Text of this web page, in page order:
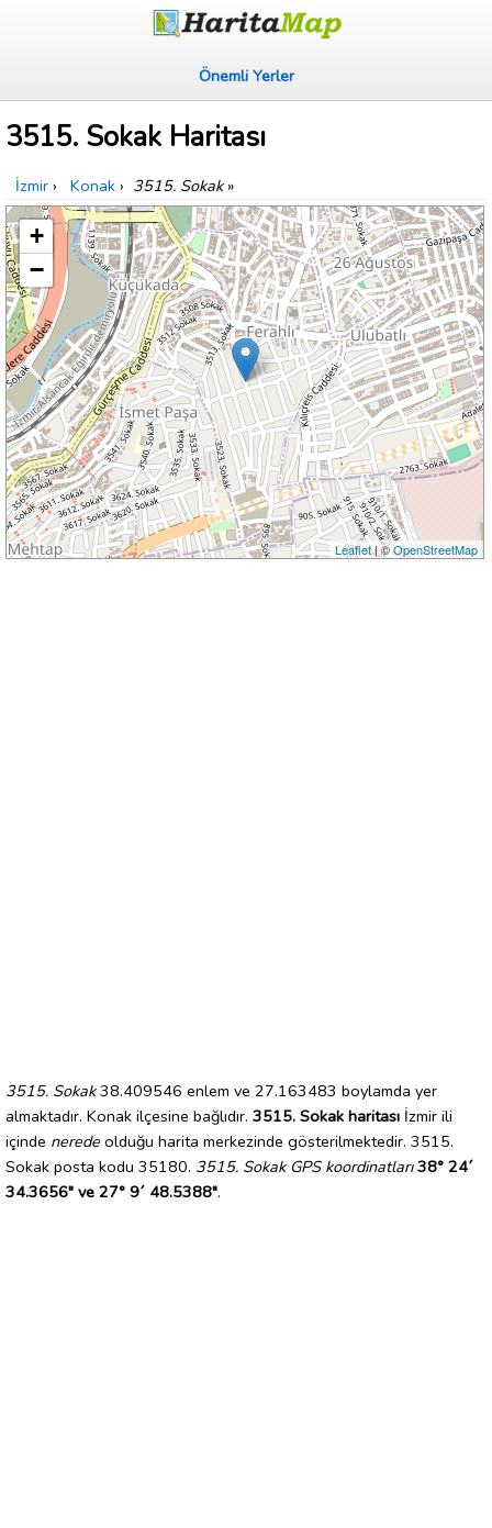
Önemli Yerler
3515. Sokak Haritası
İzmir › Konak › 3515. Sokak»
+
−
Leaflet| ©OpenStreetMap
3515. Sokak38.409546 enlem ve 27.163483 boylamda yer
almaktadır. Konak ilçesine bağlıdır. 3515. Sokak haritası İzmir ili
içinde nerede olduğu harita merkezinde gösterilmektedir. 3515.
Sokak posta kodu 35180. 3515. Sokak GPS koordinatları 38° 24´
34.3656" ve 27° 9´ 48.5388".